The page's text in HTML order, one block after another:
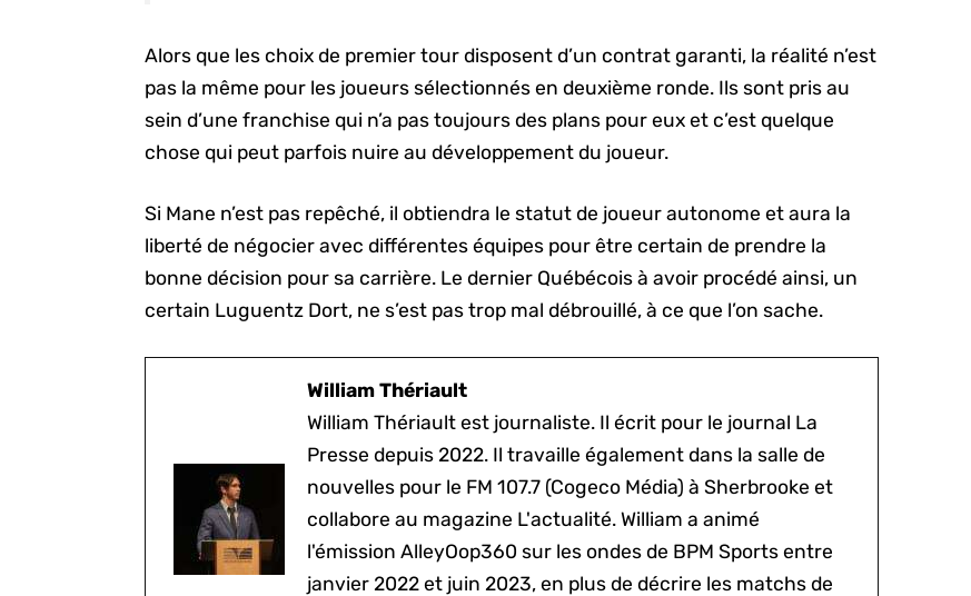
Alors que les choix de premier tour disposent d’un contrat garanti, la réalité n’est
pas la même pour les joueurs sélectionnés en deuxième ronde. Ils sont pris au
sein d’une franchise qui n’a pas toujours des plans pour eux et c’est quelque
chose qui peut parfois nuire au développement du joueur.
Si Mane n’est pas repêché, il obtiendra le statut de joueur autonome et aura la
liberté de négocier avec différentes équipes pour être certain de prendre la
bonne décision pour sa carrière. Le dernier Québécois à avoir procédé ainsi, un
certain Luguentz Dort, ne s’est pas trop mal débrouillé, à ce que l’on sache.
William Thériault
William Thériault est journaliste. Il écrit pour le journal La
Presse depuis 2022. Il travaille également dans la salle de
nouvelles pour le FM 107.7 (Cogeco Média) à Sherbrooke et
collabore au magazine L'actualité. William a animé
l'émission AlleyOop360 sur les ondes de BPM Sports entre
janvier 2022 et juin 2023, en plus de décrire les matchs de